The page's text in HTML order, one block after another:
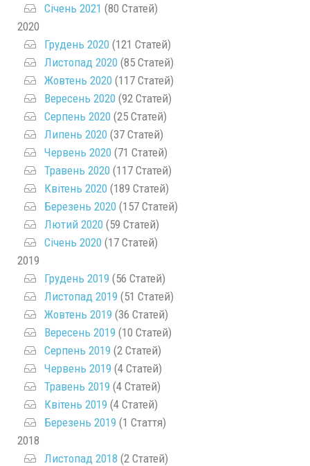
Січень 2021 (80 Статей)
2020
Грудень 2020 (121 Статей)
Листопад 2020 (85 Статей)
Жовтень 2020 (117 Статей)
Вересень 2020 (92 Статей)
Серпень 2020 (25 Статей)
Липень 2020 (37 Статей)
Червень 2020 (71 Статей)
Травень 2020 (117 Статей)
Квітень 2020 (189 Статей)
Березень 2020 (157 Статей)
Лютий 2020 (59 Статей)
Січень 2020 (17 Статей)
2019
Грудень 2019 (56 Статей)
Листопад 2019 (51 Статей)
Жовтень 2019 (36 Статей)
Вересень 2019 (10 Статей)
Серпень 2019 (2 Статей)
Червень 2019 (4 Статей)
Травень 2019 (4 Статей)
Квітень 2019 (4 Статей)
Березень 2019 (1 Стаття)
2018
Листопад 2018 (2 Статей)